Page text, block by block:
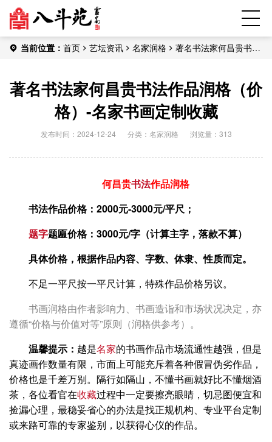
当前位置： 首页 艺坛资讯 名家润格
著名书法家何昌贵书法
著名书法家何昌贵书法作品润格（价
格）-名家书画定制收藏
发布时间：2024-12-24 分类： 名家润格 浏览量：313
何昌贵书法作品润格
书法作品价格：2000元-3000元/平尺；
题字题匾价格：3000元/字（计算主字，落款不算）
具体价格，根据作品内容、字数、体隶、性质而定。
不足一平尺按一平尺计算，特殊作品价格另议。
书画润格由作者影响力、书画造诣和市场状况决定，亦
遵循“价格与价值对等”原则（润格供参考）。
温馨提示： 越是名家的书画作品市场流通性越强，但是
真迹画作数量有限，市面上可能充斥着各种假冒伪劣作品，
价格也是千差万别。隔行如隔山，不懂书画就好比不懂烟酒
茶，各位看官在收藏过程中一定要擦亮眼睛，切忌图便宜和
捡漏心理，最稳妥省心的办法是找正规机构、专业平台定制
或来路可靠的专家鉴别，以获得心仪的作品。